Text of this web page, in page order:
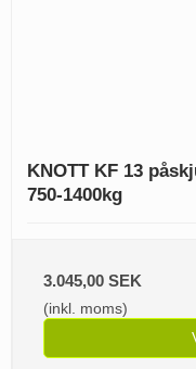
KNOTT KF 13
750-1400kg
3.045,00 SEK
(inkl. moms)